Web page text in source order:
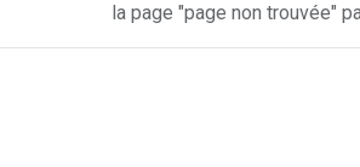
la page "page non trouvée"